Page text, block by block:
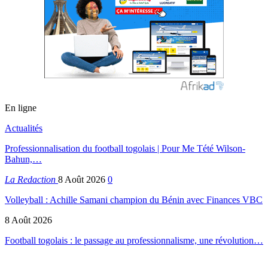
En ligne
Actualités
Professionnalisation du football togolais | Pour Me Tété Wilson-
Bahun,…
La Redaction 8 Août 2026 0
Volleyball : Achille Samani champion du Bénin avec Finances VBC
8 Août 2026
Football togolais : le passage au professionnalisme, une révolution…